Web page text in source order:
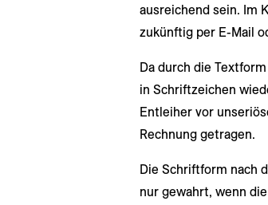
ausreichend sein. Im
zukünftig per E-Mail
Da durch die
in Schriftzeichen
Entleiher vor
Rechnung getragen.
Die Schriftform nach
nur gewahrt, wenn